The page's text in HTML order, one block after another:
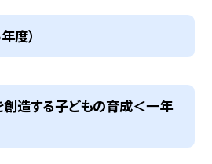
度）
創造する子どもの育成＜一年